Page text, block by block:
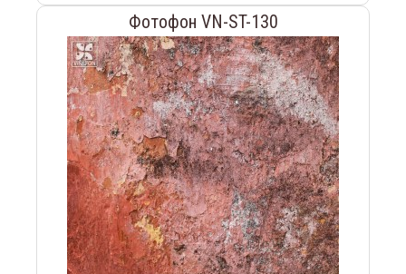
Фотофон VN-ST-130